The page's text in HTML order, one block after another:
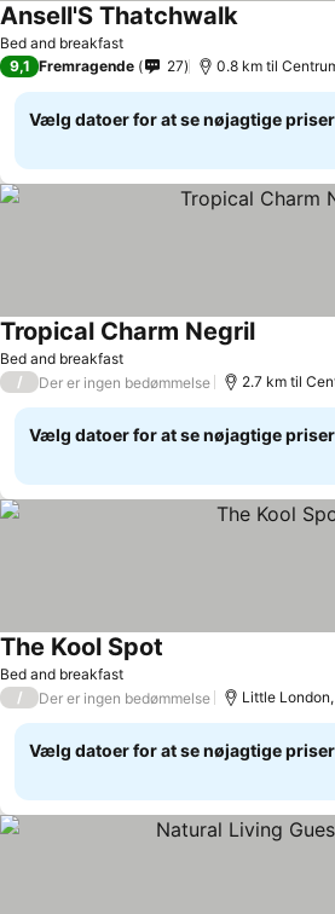
Bed and breakfast
Ansell'S Thatchwalk
9,1 Fremragende 27 0.8 km til
Vælg datoer for at se nøjagtige priser
Bed and breakfast
Tropical Charm Negril
/ Der er ingen bedømmelse 2.7 km til
Vælg datoer for at se nøjagtige priser
Bed and breakfast
The Kool Spot
/ Der er ingen bedømmelse Little
Vælg datoer for at se nøjagtige priser